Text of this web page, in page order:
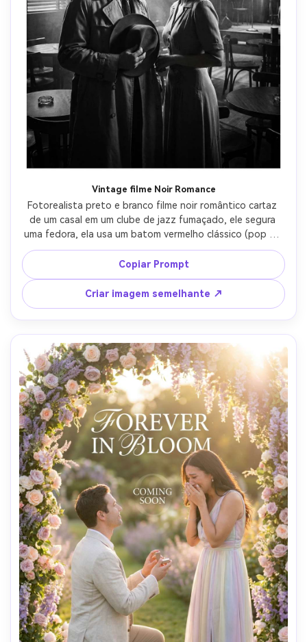
Vintage filme Noir Romance
Fotorealista preto e branco filme noir romântico cartaz
de um casal em um clube de jazz fumaçado, ele segura
uma fedora, ela usa um batom vermelho clássico (pop de
cor seletiva apenas nos lábios), luz de borda dura,
sombras cegas venezianas, atmosfera humorosa, espaço
seguro para título no topo, composição clássica do
pôster, tirado em 50mm f/1.8, grão nítido e alto
contraste, estilo cinematográfico noir-AR 4:5
Copiar Prompt
Criar imagem semelhante ↗